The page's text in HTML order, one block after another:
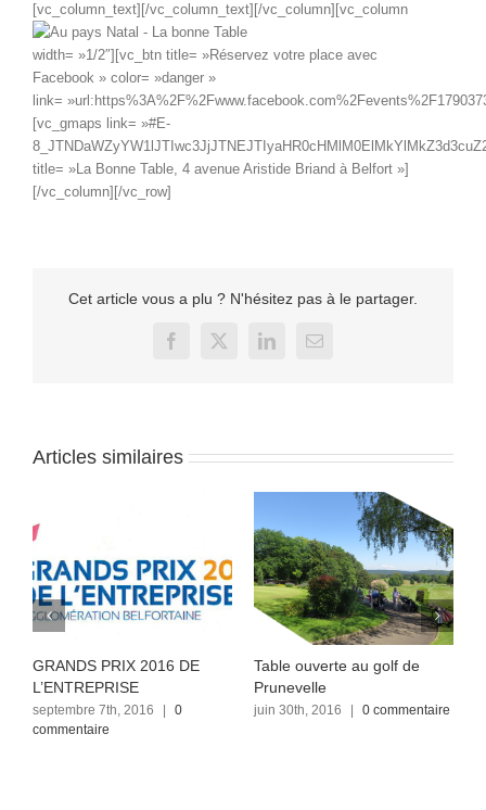
[vc_column_text] [/vc_column_text][/vc_column][vc_column
width= »1/2″][vc_btn title= »Réservez votre place avec
Facebook » color= »danger »
link=
[vc_gmaps link= »#E-
title= »La Bonne Table, 4 avenue Aristide Briand à Belfort »]
[/vc_column][/vc_row]
Cet article vous a plu ? N'hésitez pas à le partager.
Facebook
X LinkedInEmail
Articles similaires
GRANDS PRIX 2016 DE
L’ENTREPRISE
septembre 7th, 2016
0
commentaire
Table ouverte au golf de
Prunevelle
juin 30th, 2016 0 commentaire